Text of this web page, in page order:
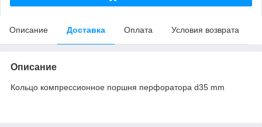
Описание Доставка Оплата Условия возврата
Описание
Кольцо компрессионное поршня перфоратора d35 mm